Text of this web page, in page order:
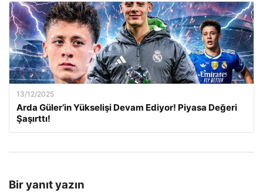
13/12/2025
Arda Güler’in Yükselişi Devam Ediyor! Piyasa Değeri
Şaşırttı!
Bir yanıt yazın